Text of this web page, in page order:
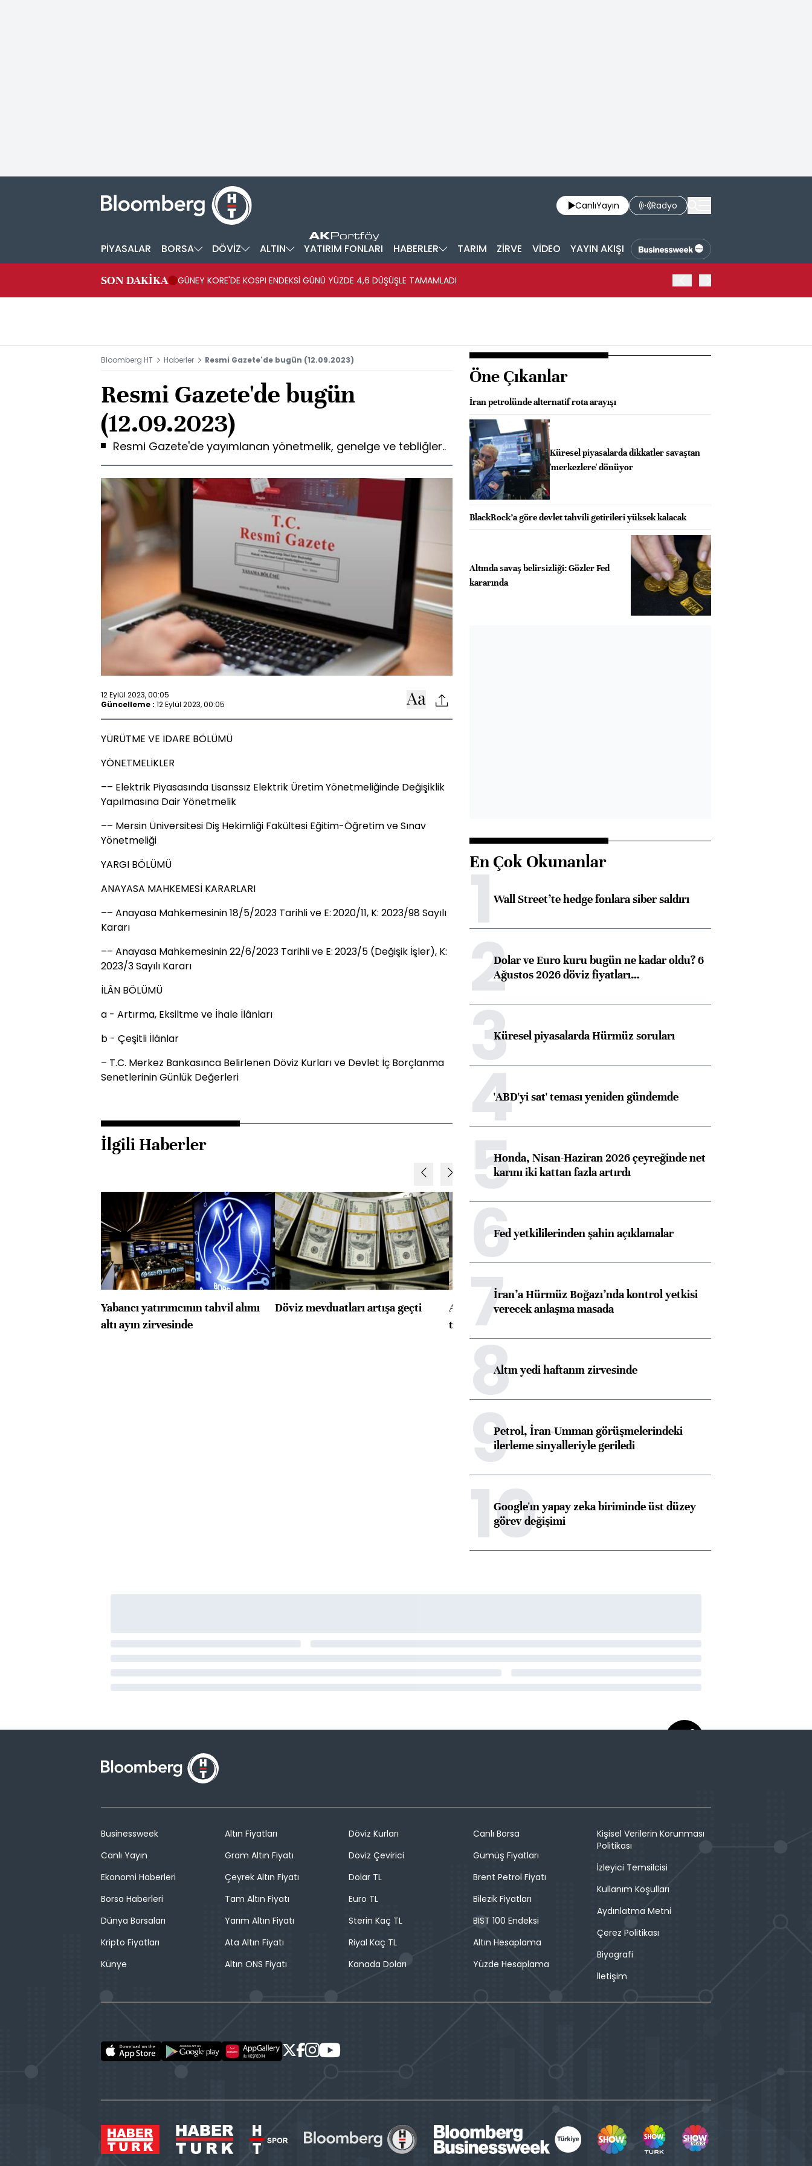
CanlıYayın Radyo
PİYASALAR BORSA DÖVİZ ALTIN YATIRIM FONLARI HABERLER TARIM ZİRVE VİDEO YAYIN AKIŞI
SON DAKİKA GÜNEY KORE'DE KOSPI ENDEKSİ GÜNÜ YÜZDE 4,6 DÜŞÜŞLE TAMAMLADI
Bloomberg HT Haberler Resmi Gazete'de bugün (12.09.2023)
Resmi Gazete'de bugün
(12.09.2023)
Resmi Gazete'de yayımlanan yönetmelik, genelge ve tebliğler..
12 Eylül 2023, 00:05
Güncelleme : 12 Eylül 2023, 00:05
YÜRÜTME VE İDARE BÖLÜMÜ
YÖNETMELİKLER
–– Elektrik Piyasasında Lisanssız Elektrik Üretim Yönetmeliğinde Değişiklik
Yapılmasına Dair Yönetmelik
–– Mersin Üniversitesi Diş Hekimliği Fakültesi Eğitim-Öğretim ve Sınav
Yönetmeliği
YARGI BÖLÜMÜ
ANAYASA MAHKEMESİ KARARLARI
–– Anayasa Mahkemesinin 18/5/2023 Tarihli ve E: 2020/11, K: 2023/98 Sayılı
Kararı
–– Anayasa Mahkemesinin 22/6/2023 Tarihli ve E: 2023/5 (Değişik İşler), K:
2023/3 Sayılı Kararı
İLÂN BÖLÜMÜ
a - Artırma, Eksiltme ve İhale İlânları
b - Çeşitli İlânlar
– T.C. Merkez Bankasınca Belirlenen Döviz Kurları ve Devlet İç Borçlanma
Senetlerinin Günlük Değerleri
İlgili Haberler
Yabancı yatırımcının tahvil alımı
altı ayın zirvesinde
Döviz mevduatları artışa geçti
ABD'de konut başlangıçları
toparlandı
konusunda Unicredit ile
görüşmelere hazırlanıyor
Öne Çıkanlar
İran petrolünde alternatif rota arayışı
Küresel piyasalarda dikkatler savaştan
'merkezlere' dönüyor
BlackRock’a göre devlet tahvili getirileri yüksek kalacak
Altında savaş belirsizliği: Gözler Fed
kararında
En Çok Okunanlar
1Wall Street’te hedge fonlara siber saldırı
2Dolar ve Euro kuru bugün ne kadar oldu? 6
Ağustos 2026 döviz fiyatları…
3Küresel piyasalarda Hürmüz soruları
4'ABD'yi sat' teması yeniden gündemde
5Honda, Nisan-Haziran 2026 çeyreğinde net
karını iki kattan fazla artırdı
6Fed yetkililerinden şahin açıklamalar
7İran’a Hürmüz Boğazı’nda kontrol yetkisi
verecek anlaşma masada
8Altın yedi haftanın zirvesinde
9Petrol, İran-Umman görüşmelerindeki
ilerleme sinyalleriyle geriledi
10
Google'ın yapay zeka biriminde üst düzey
görev değişimi
Businessweek
Canlı Yayın
Ekonomi Haberleri
Borsa Haberleri
Dünya Borsaları
Kripto Fiyatları
Künye
Altın Fiyatları
Gram Altın Fiyatı
Çeyrek Altın Fiyatı
Tam Altın Fiyatı
Yarım Altın Fiyatı
Ata Altın Fiyatı
Altın ONS Fiyatı
Döviz Kurları
Döviz Çevirici
Dolar TL
Euro TL
Sterin Kaç TL
Riyal Kaç TL
Kanada Doları
Canlı Borsa
Gümüş Fiyatları
Brent Petrol Fiyatı
Bilezik Fiyatları
BIST 100 Endeksi
Altın Hesaplama
Yüzde Hesaplama
Kişisel Verilerin Korunması
Politikası
İzleyici Temsilcisi
Kullanım Koşulları
Aydınlatma Metni
Çerez Politikası
Biyografi
İletişim